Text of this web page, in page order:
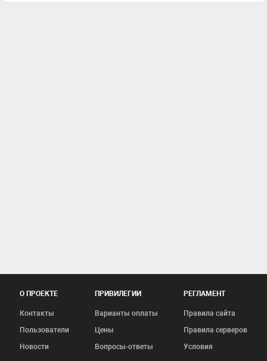
О ПРОЕКТЕ
Контакты
Пользователи
Новости
ПРИВИЛЕГИИ
Варианты оплаты
Цены
Вопросы-ответы
РЕГЛАМЕНТ
Правила сайта
Правила серверов
Условия